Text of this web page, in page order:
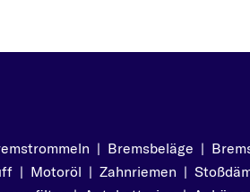
| Bremsbeläge |
| Motoröl | Zahnriemen |